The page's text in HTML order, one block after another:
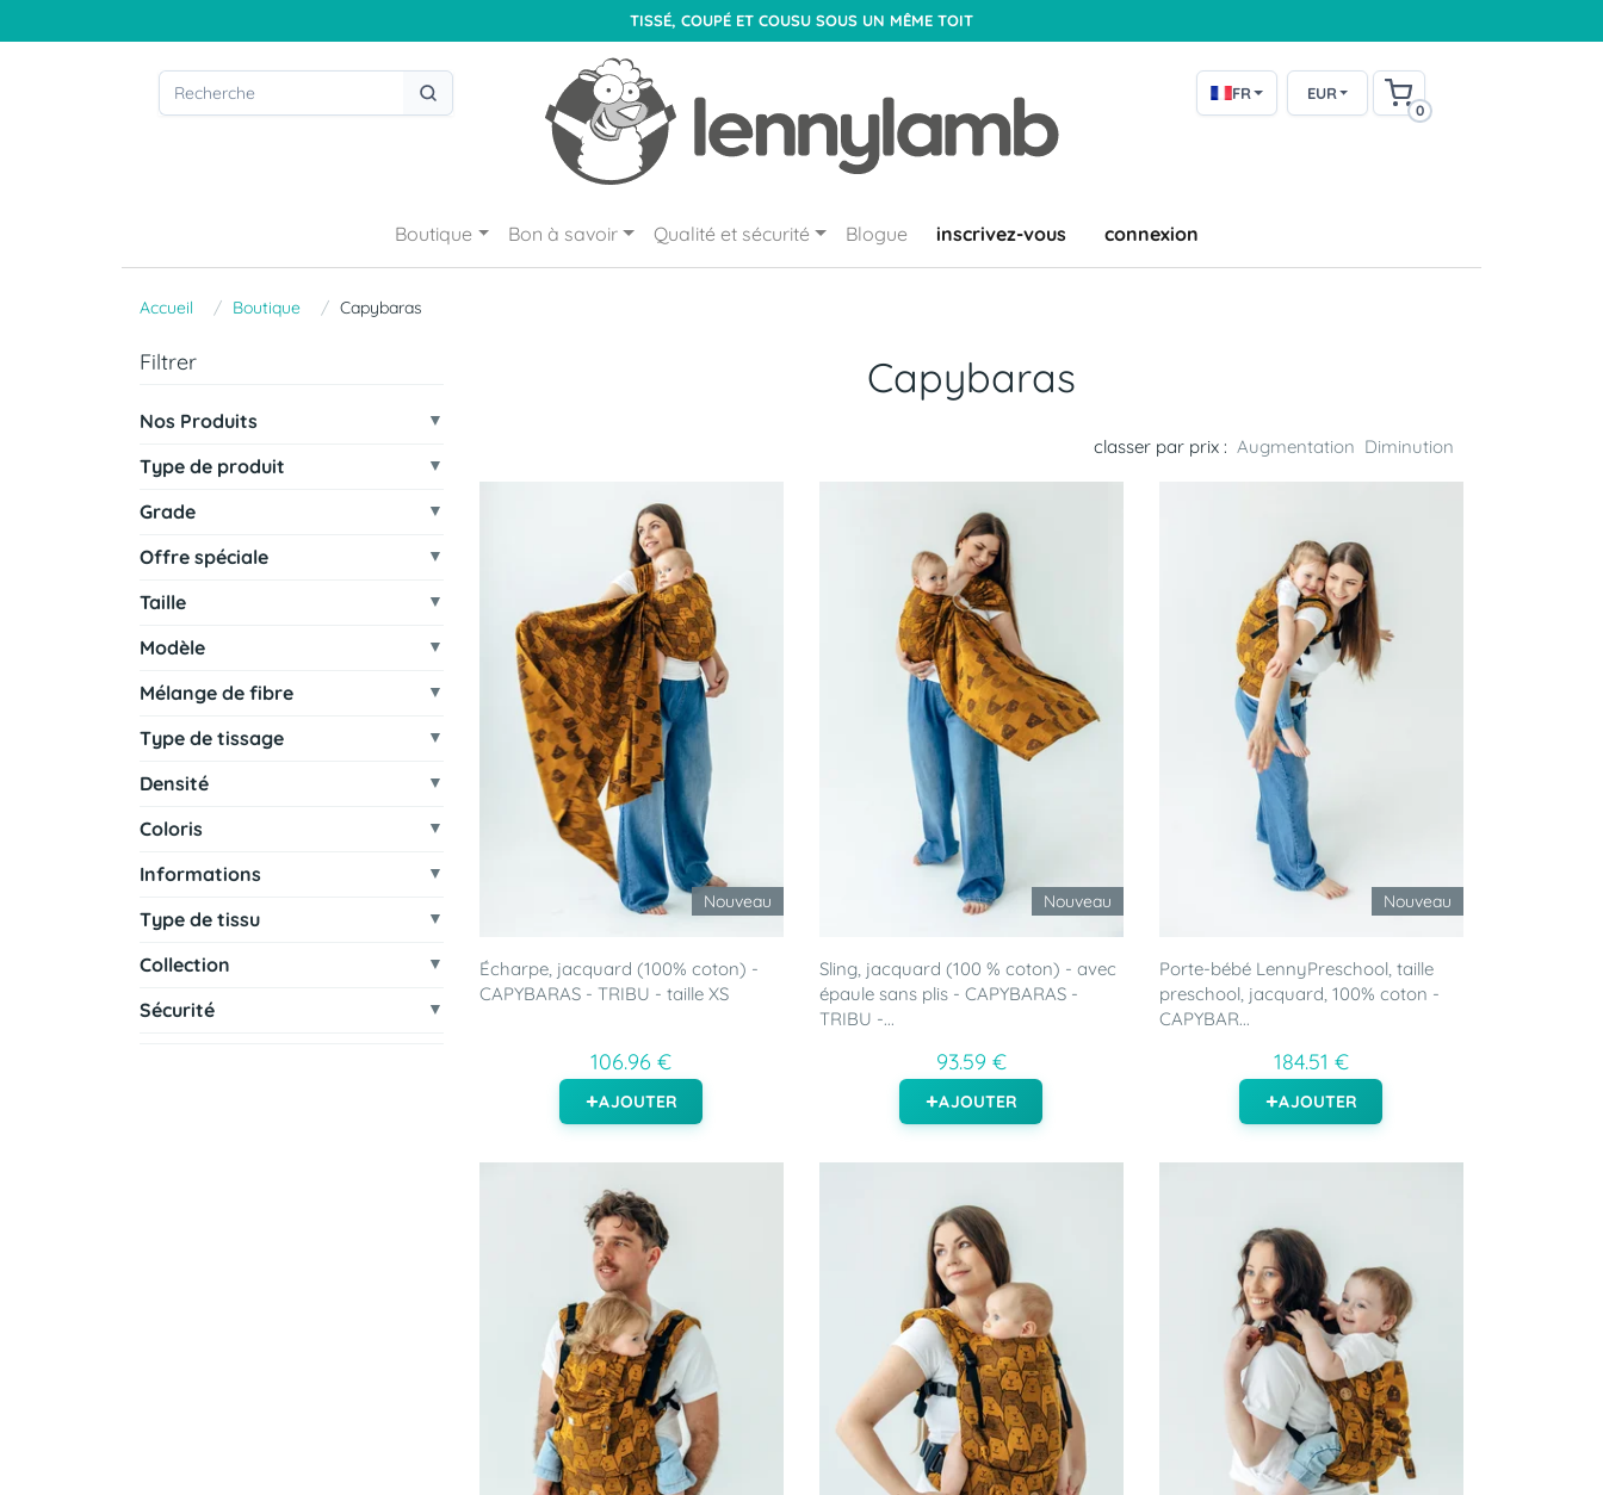
TISSÉ, COUPÉ ET COUSU SOUS UN MÊME TOIT
FR EUR
0
Boutique Bon à savoir Qualité et sécurité Blogue inscrivez-vous connexion
Accueil Boutique Capybaras
Filtrer
Nos Produits
Type de produit
Grade
Offre spéciale
Taille
Modèle
Mélange de fibre
Type de tissage
Densité
Coloris
Informations
Type de tissu
Collection
Sécurité
Capybaras
classer par prix : Augmentation Diminution
Nouveau
Écharpe, jacquard (100% coton) -
CAPYBARAS - TRIBU - taille XS
106.96 €
AJOUTER
Nouveau
Sling, jacquard (100 % coton) - avec
épaule sans plis - CAPYBARAS -
TRIBU -...
93.59 €
AJOUTER
Nouveau
Porte-bébé LennyPreschool, taille
preschool, jacquard, 100% coton -
CAPYBAR...
184.51 €
AJOUTER